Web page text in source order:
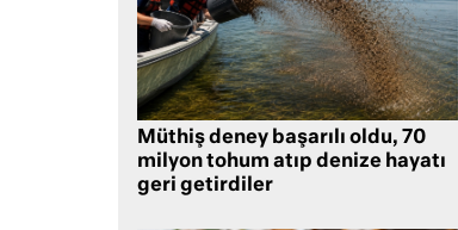
Müthiş deney başarılı oldu, 70
milyon tohum atıp denize hayatı
geri getirdiler